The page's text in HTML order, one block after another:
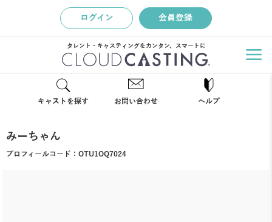
ログイン 会員登録
タレント・キャスティングをカンタン、スマートに
キャストを探す お問い合わせ ヘルプ
みーちゃん
プロフィールコード： OTU1OQ7024